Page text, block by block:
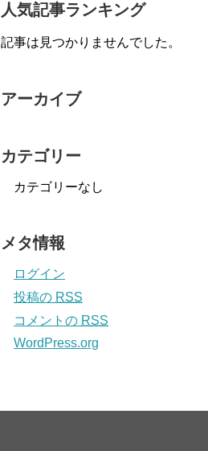
人気記事ランキング
記事は見つかりませんでした。
アーカイブ
カテゴリー
カテゴリーなし
メタ情報
ログイン
投稿の RSS
コメントの RSS
WordPress.org